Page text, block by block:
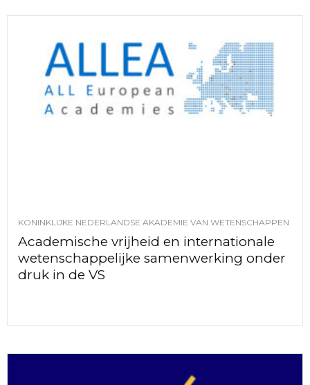
KONINKLIJKE NEDERLANDSE AKADEMIE VAN WETENSCHAPPEN
Academische vrijheid en internationale
wetenschappelijke samenwerking onder
druk in de VS